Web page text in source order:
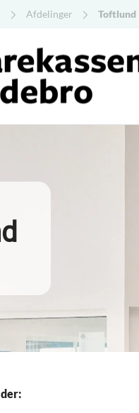
Afdelinger Toftlund